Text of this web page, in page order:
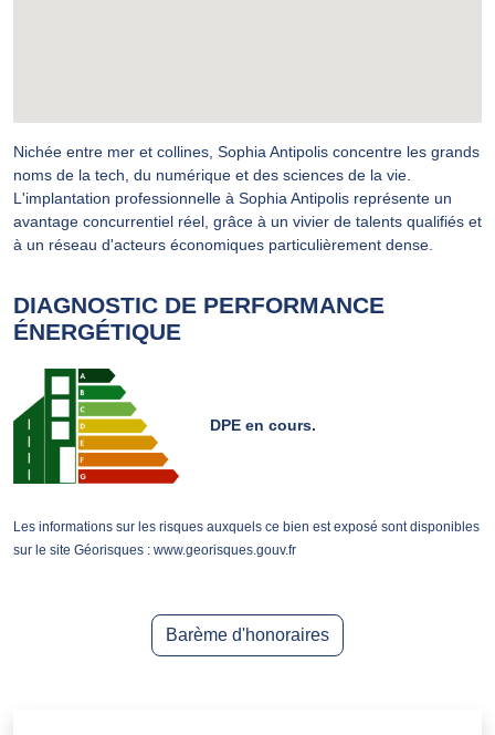
Nichée entre mer et collines, Sophia Antipolis concentre les grands
noms de la tech, du numérique et des sciences de la vie.
L'implantation professionnelle à Sophia Antipolis représente un
avantage concurrentiel réel, grâce à un vivier de talents qualifiés et
à un réseau d'acteurs économiques particulièrement dense.
DIAGNOSTIC DE PERFORMANCE
ÉNERGÉTIQUE
DPE en cours.
Les informations sur les risques auxquels ce bien est exposé sont disponibles
sur le site Géorisques : www.georisques.gouv.fr
Barème d'honoraires